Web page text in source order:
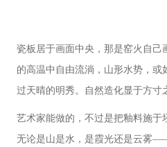
瓷板居于画面中央，那是窑火自
的高温中自由流淌，山形水势，或
过天晴的明秀。自然造化显于方寸
艺术家能做的，不过是把釉料施于
无论是山是水，是霞光还是云雾